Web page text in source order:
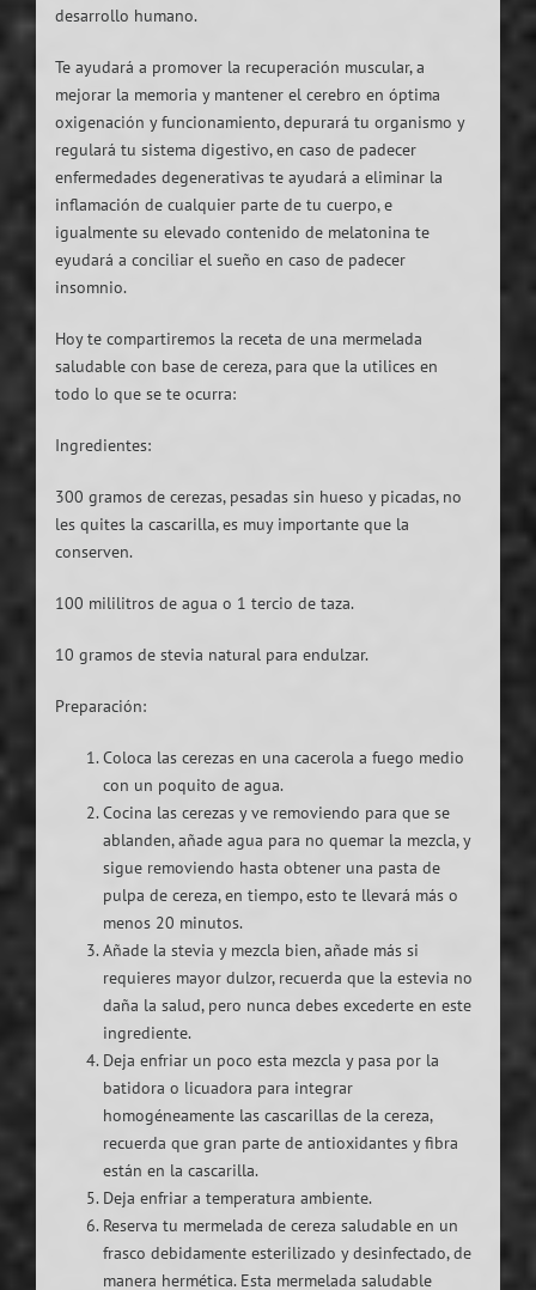
desarrollo humano.
Te ayudará a promover la recuperación muscular, a
mejorar la memoria y mantener el cerebro en óptima
oxigenación y funcionamiento, depurará tu organismo y
regulará tu sistema digestivo, en caso de padecer
enfermedades degenerativas te ayudará a eliminar la
inflamación de cualquier parte de tu cuerpo, e
igualmente su elevado contenido de melatonina te
eyudará a conciliar el sueño en caso de padecer
insomnio.
Hoy te compartiremos la receta de una mermelada
saludable con base de cereza, para que la utilices en
todo lo que se te ocurra:
Ingredientes:
300 gramos de cerezas, pesadas sin hueso y picadas, no
les quites la cascarilla, es muy importante que la
conserven.
100 mililitros de agua o 1 tercio de taza.
10 gramos de stevia natural para endulzar.
Preparación:
Coloca las cerezas en una cacerola a fuego medio
con un poquito de agua.
Cocina las cerezas y ve removiendo para que se
ablanden, añade agua para no quemar la mezcla, y
sigue removiendo hasta obtener una pasta de
pulpa de cereza, en tiempo, esto te llevará más o
menos 20 minutos.
Añade la stevia y mezcla bien, añade más si
requieres mayor dulzor, recuerda que la estevia no
daña la salud, pero nunca debes excederte en este
ingrediente.
Deja enfriar un poco esta mezcla y pasa por la
batidora o licuadora para integrar
homogéneamente las cascarillas de la cereza,
recuerda que gran parte de antioxidantes y fibra
están en la cascarilla.
Deja enfriar a temperatura ambiente.
Reserva tu mermelada de cereza saludable en un
frasco debidamente esterilizado y desinfectado, de
manera hermética. Esta mermelada saludable